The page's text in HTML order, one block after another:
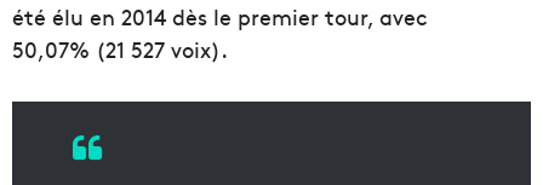
été élu en 2014 dès le premier tour, avec
50,07% (21 527 voix).